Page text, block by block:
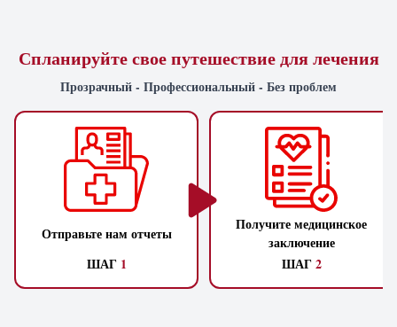
Спланируйте свое путешествие для лечения
Прозрачный - Профессиональный - Без проблем
Отправьте нам отчеты
ШАГ 1
Получите медицинское
заключение
ШАГ2